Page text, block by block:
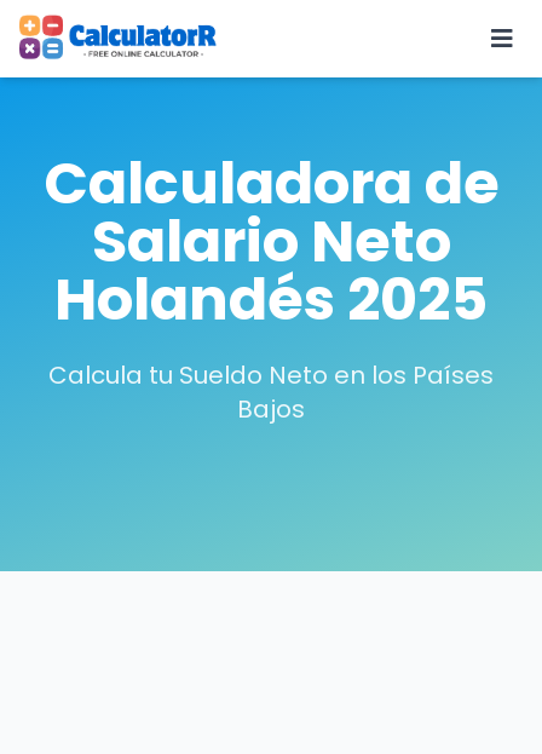
Calculadora de
Salario Neto
Holandés 2025
Calcula tu Sueldo Neto en los Países
Bajos